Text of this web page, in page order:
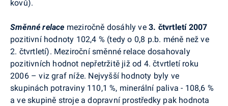
kovů).
Směnné relace meziročně dosáhly ve3. čtvrtletí 2007
pozitivní hodnoty 102,4 % (tedy o 0,8 p.b. méně než ve
2. čtvrtletí). Meziroční směnné relace dosahovaly
pozitivních hodnot nepřetržitě již od 4. čtvrtletí roku
2006 – viz graf níže. Nejvyšší hodnoty byly ve
skupinách potraviny 110,1 %, minerální paliva - 108,6 %
a ve skupině stroje a dopravní prostředky pak hodnota